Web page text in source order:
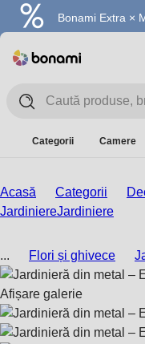
Bonami Extra ×
Summer Sale |
Categorii Camere
Acasă Categorii
JardiniereJardiniere
... Flori și ghivece
Afișare galerie